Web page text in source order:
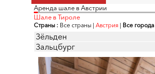
Аренда шале в Австрии
Шале в Тироле
Страны : Все страны | Австрия | Все города
Зёльден
Зальцбург